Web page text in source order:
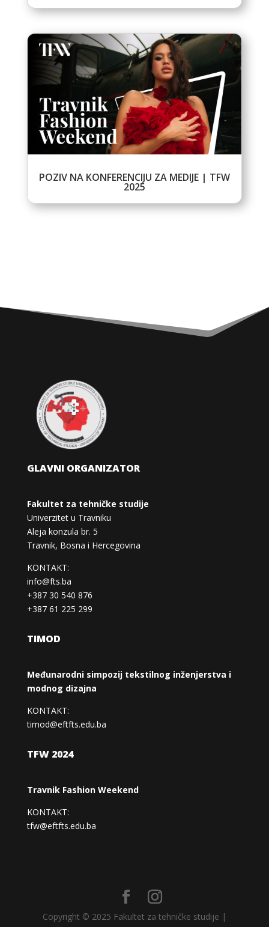
POZIV NA KONFERENCIJU ZA MEDIJE | TFW
2025
GLAVNI ORGANIZATOR
Fakultet za tehničke studije
Univerzitet u Travniku
Aleja konzula br. 5
Travnik, Bosna i Hercegovina
KONTAKT:
info@fts.ba
+387 30 540 876
+387 61 225 299
TIMOD
Međunarodni simpozij tekstilnog inženjerstva i
modnog dizajna
KONTAKT:
timod@eftfts.edu.ba
TFW 2024
Travnik Fashion Weekend
KONTAKT:
tfw@eftfts.edu.ba
Copyright © 2025 Fakultet za tehničke studije |